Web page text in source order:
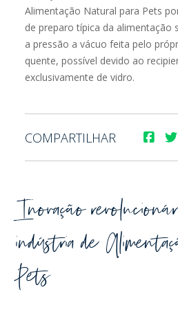
Alimentação Natural para Pets
de preparo típica da alimentação
a pressão a vácuo feita pelo
quente, possível devido ao
exclusivamente de vidro.
COMPARTILHAR
Inovação
indústria de
Pets